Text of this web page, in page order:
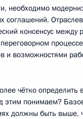
Пресс-
18 мая 2011 года,
Совещание по
необходимо
соглашений.
консенсус между
и возможностями
чётко определить
этим понимаем?
должны быть выше,